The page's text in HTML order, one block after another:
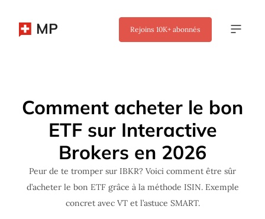
MP Rejoins 10K+ abonnés
Comment acheter le bon
ETF sur Interactive
Brokers en 2026
Peur de te tromper sur IBKR? Voici comment être sûr
d’acheter le bon ETF grâce à la méthode ISIN. Exemple
concret avec VT et l’astuce SMART.